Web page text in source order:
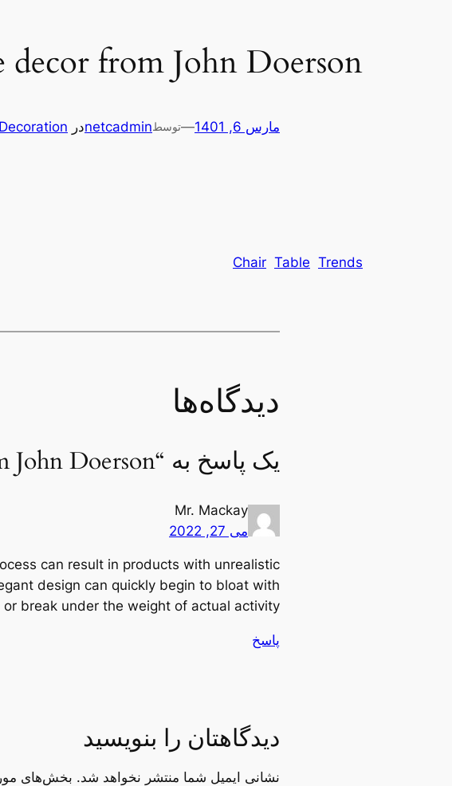
from John Doerson
مارس 6, 1401 —توسطnetcadminدر Decoration
Chair Table Trends
دیدگاه‌ها
یک پاسخ به “New home decor from John Doerson”
Mr. Mackay
می 27, 2022
can result in products with unrealistic
design can quickly begin to bloat with
break under the weight of actual activity.
پاسخ
دیدگاهتان را بنویسید
نشانی ایمیل شما منتشر نخواهد شد. بخش‌های